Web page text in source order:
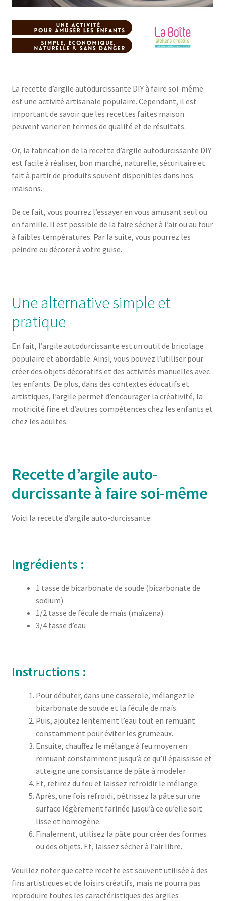
La recette d’argile autodurcissante DIY à faire soi-même
est une activité artisanale populaire. Cependant, il est
important de savoir que les recettes faites maison
peuvent varier en termes de qualité et de résultats.
Or, la fabrication de la recette d’argile autodurcissante DIY
est facile à réaliser, bon marché, naturelle, sécuritaire et
fait à partir de produits souvent disponibles dans nos
maisons.
De ce fait, vous pourrez l’essayer en vous amusant seul ou
en famille. Il est possible de la faire sécher à l’air ou au four
à faibles températures. Par la suite, vous pourrez les
peindre ou décorer à votre guise.
Une alternative simple et
pratique
En fait, l’argile autodurcissante est un outil de bricolage
populaire et abordable. Ainsi, vous pouvez l’utiliser pour
créer des objets décoratifs et des activités manuelles avec
les enfants. De plus, dans des contextes éducatifs et
artistiques, l’argile permet d’encourager la créativité, la
motricité fine et d’autres compétences chez les enfants et
chez les adultes.
Recette d’argile auto-
durcissante à faire soi-même
Voici la recette d’argile auto-durcissante:
Ingrédients :
1 tasse de bicarbonate de soude (bicarbonate de
sodium)
1/2 tasse de fécule de maïs (maïzena)
3/4 tasse d’eau
Instructions :
Pour débuter, dans une casserole, mélangez le
bicarbonate de soude et la fécule de maïs.
Puis, ajoutez lentement l’eau tout en remuant
constamment pour éviter les grumeaux.
Ensuite, chauffez le mélange à feu moyen en
remuant constamment jusqu’à ce qu’il épaississe et
atteigne une consistance de pâte à modeler.
Et, retirez du feu et laissez refroidir le mélange.
Après, une fois refroidi, pétrissez la pâte sur une
surface légèrement farinée jusqu’à ce qu’elle soit
lisse et homogène.
Finalement, utilisez la pâte pour créer des formes
ou des objets. Et, laissez sécher à l’air libre.
Veuillez noter que cette recette est souvent utilisée à des
fins artistiques et de loisirs créatifs, mais ne pourra pas
reproduire toutes les caractéristiques des argiles